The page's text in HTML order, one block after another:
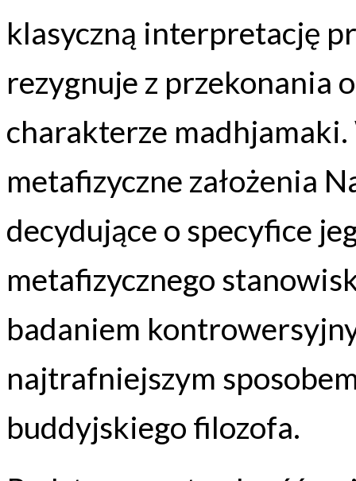
klasyczną interpretację
rezygnuje z przekonania
charakterze
metafizyczne założenia
decydujące o specyfice
metafizycznego
badaniem
najtrafniejszym
buddyjskiego filozofa.